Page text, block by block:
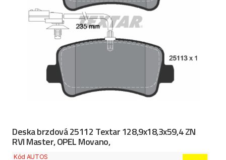
Deska brzdová 25112 Textar 128,9x18,3x59,4 ZN
RVI Master, OPEL Movano,
Kód AUTOS